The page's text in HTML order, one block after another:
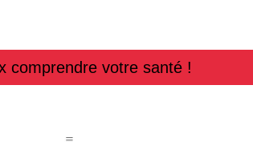
comprendre votre santé !